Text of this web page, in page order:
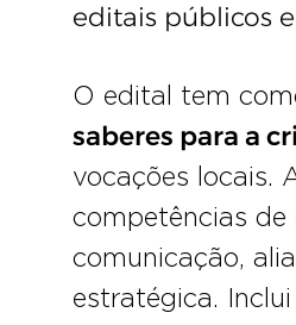
editais públicos
O edital tem
saberes para a
vocações locais.
competências de
comunicação,
estratégica.